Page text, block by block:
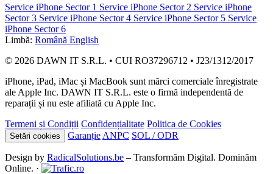
Service iPhone Sector 1 Service iPhone Sector 2 Service iPhone
Sector 3 Service iPhone Sector 4 Service iPhone Sector 5 Service
iPhone Sector 6
Limbă: Română English
© 2026 DAWN IT S.R.L. • CUI RO37296712 • J23/1312/2017
iPhone, iPad, iMac și MacBook sunt mărci comerciale înregistrate
ale Apple Inc. DAWN IT S.R.L. este o firmă independentă de
reparații și nu este afiliată cu Apple Inc.
Termeni și Condiții Confidențialitate Politica de Cookies
Setări cookies Garanție ANPC SOL / ODR
Design by RadicalSolutions.be – Transformăm Digital. Dominăm
Online. ·